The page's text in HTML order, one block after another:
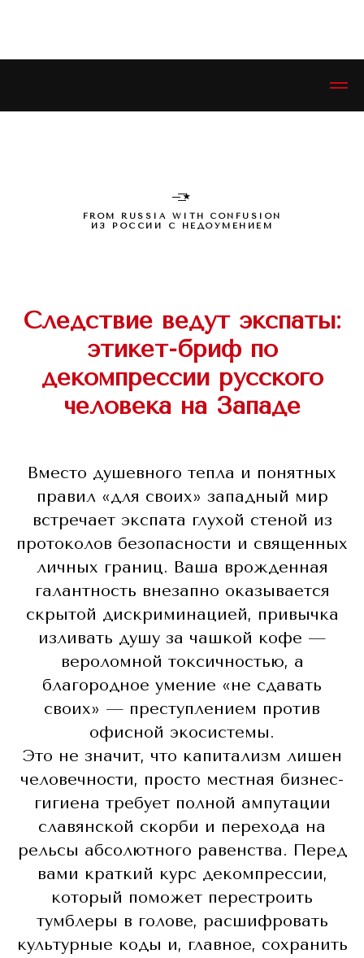
—͟͟͞͞★
FROM RUSSIA WITH CONFUSION
ИЗ РОССИИ С НЕДОУМЕНИЕМ
Следствие ведут экспаты:
этикет-бриф по
декомпрессии русского
человека на Западе
Вместо душевного тепла и понятных
правил «для своих» западный мир
встречает экспата глухой стеной из
протоколов безопасности и священных
личных границ. Ваша врожденная
галантность внезапно оказывается
скрытой дискриминацией, привычка
изливать душу за чашкой кофе —
вероломной токсичностью, а
благородное умение «не сдавать
своих» — преступлением против
офисной экосистемы.
Это не значит, что капитализм лишен
человечности, просто местная бизнес-
гигиена требует полной ампутации
славянской скорби и перехода на
рельсы абсолютного равенства. Перед
вами краткий курс декомпрессии,
который поможет перестроить
тумблеры в голове, расшифровать
культурные коды и, главное, сохранить